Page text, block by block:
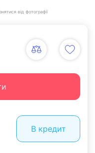
від фотографії
В кредит